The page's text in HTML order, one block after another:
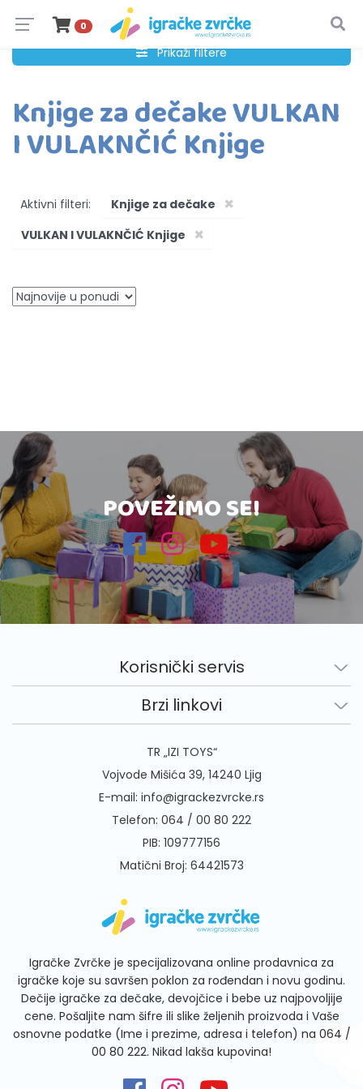
0
Prikaži filtere
Knjige za dečake VULKAN
I VULAKNČIĆ Knjige
Aktivni filteri: ×
Knjige za dečake
×
VULKAN I VULAKNČIĆ Knjige
POVEŽIMO SE!
Korisnički servis
Brzi linkovi
TR „IZI TOYS“
Vojvode Mišića 39, 14240 Ljig
E-mail: info@igrackezvrcke.rs
Telefon: 064 / 00 80 222
PIB: 109777156
Matični Broj: 64421573
Igračke Zvrčke je specijalizovana online prodavnica za
igračke koje su savršen poklon za rođendan i novu godinu.
Dečije igračke za dečake, devojčice i bebe uz najpovoljije
cene. Pošaljite nam šifre ili slike željenih proizvoda i Vaše
osnovne podatke (Ime i prezime, adresa i telefon) na 064 /
00 80 222. Nikad lakša kupovina!